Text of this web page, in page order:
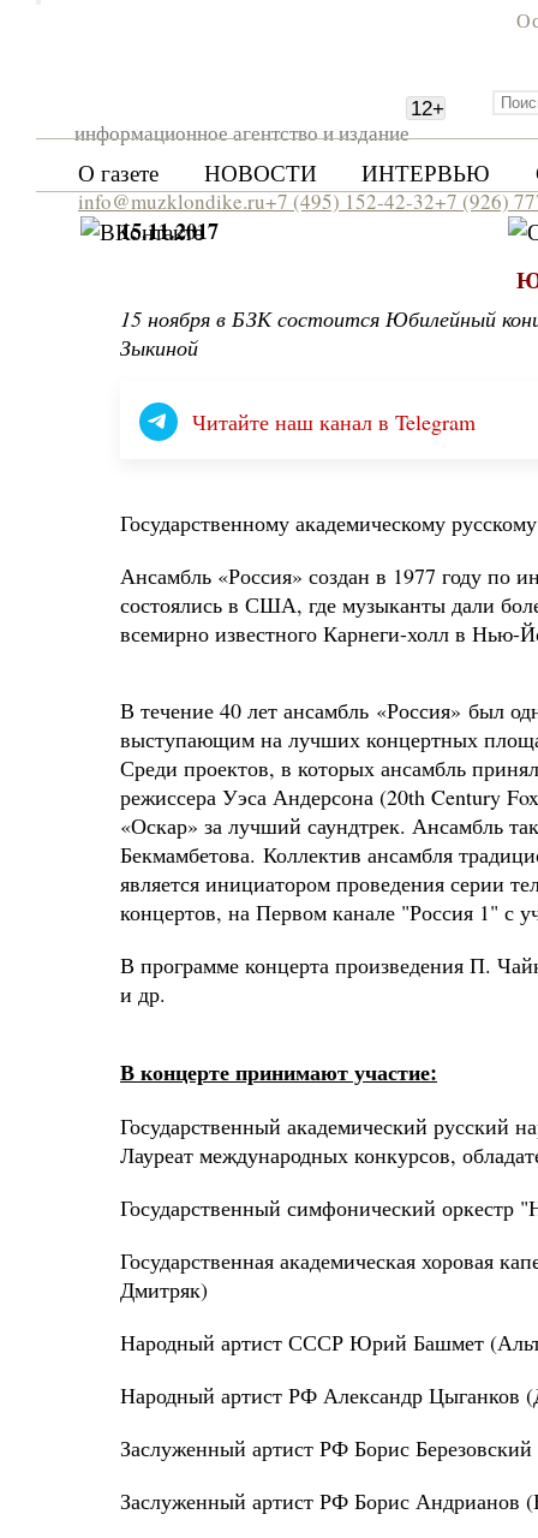
информационное агентство и издание
12+
О газете НОВОСТИ ИНТЕРВЬЮ
info@muzklondike.ru+7 (495) 152-42-32+7 (926)
15.11.2017
15 ноября в БЗК состоится Юбилейный
Зыкиной
Читайте наш канал в Telegram
Государственному академическому
Ансамбль «Россия» создан в 1977 году по
состоялись в США, где музыканты дали
всемирно известного Карнеги-холл в Нью-
В течение 40 лет ансамбль «Россия» был
выступающим на лучших концертных
Среди проектов, в которых ансамбль
режиссера Уэса Андерсона (20th Century
«Оскар» за лучший саундтрек. Ансамбль
Бекмамбетова. Коллектив ансамбля
является инициатором проведения серии
концертов, на Первом канале "Россия 1" с
В программе концерта произведения П.
и др.
В концерте принимают участие:
Государственный академический
Лауреат международных конкурсов,
Государственный симфонический
Государственная академическая хоровая
Дмитряк)
Народный артист СССР Юрий Башмет
Народный артист РФ Александр Цыганков
Заслуженный артист РФ Борис
Заслуженный артист РФ Борис Андрианов